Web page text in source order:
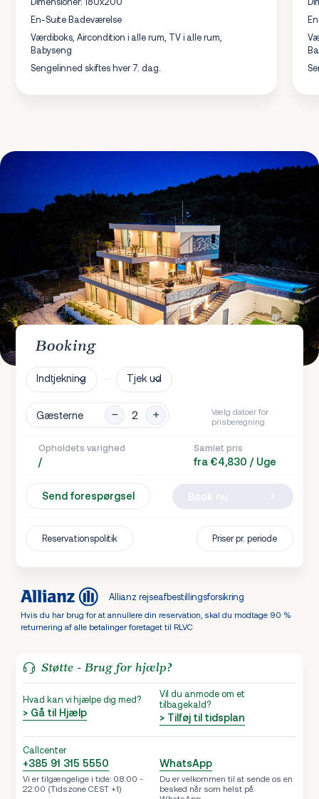
En-Suite Badeværelse
Værdiboks, Aircondition i alle rum, TV i alle rum,
Babyseng
Sengelinned skiftes hver 7. dag.
Booking
Indtjekning Tjek ud
Gæsterne
Vælg datoer for
prisberegning
Opholdets varighed
/
Samlet pris
fra €4,830 / Uge
Send forespørgsel
Reservationspolitik Priser pr. periode
Allianz rejseafbestillingsforsikring
Hvis du har brug for at annullere din reservation, skal du modtage 90 %
returnering af alle betalinger foretaget til RLVC
Støtte - Brug for hjælp?
Hvad kan vi hjælpe dig med?
> Gå til Hjælp
Vil du anmode om et
tilbagekald?
> Tilføj til tidsplan
Callcenter
+385 91 315 5550
Vi er tilgængelige i tide: 08:00 -
22:00 (Tidszone CEST +1)
WhatsApp
Du er velkommen til at sende os en
besked når som helst på